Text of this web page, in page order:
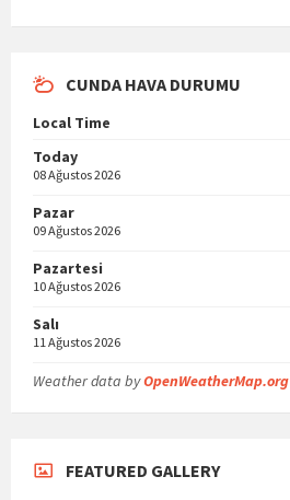
CUNDA HAVA DURUMU
Local Time
Today
08 Ağustos 2026
Pazar
09 Ağustos 2026
Pazartesi
10 Ağustos 2026
Salı
11 Ağustos 2026
Weather data byOpenWeatherMap.org
FEATURED GALLERY